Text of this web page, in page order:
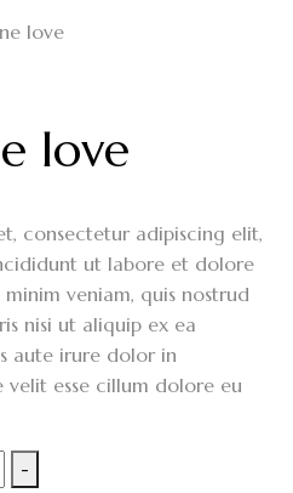
love
love
consectetur adipiscing elit,
ut labore et dolore
veniam, quis nostrud
nisi ut aliquip ex ea
aute irure dolor in
esse cillum dolore eu
-